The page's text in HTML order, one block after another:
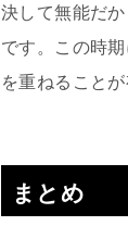
決して無能だ
です。この時
を重ねることが
まとめ